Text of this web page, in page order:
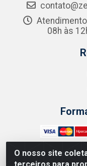
O nosso site
08h às